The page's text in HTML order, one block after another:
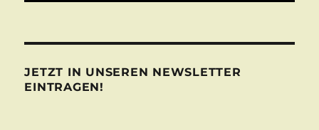
JETZT IN UNSEREN NEWSLETTER
EINTRAGEN!